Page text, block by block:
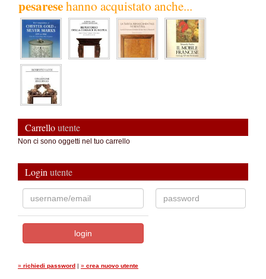
pesaresehanno acquistato anche...
Carrelloutente
Non ci sono oggetti nel tuo carrello
Login utente
» richiedi password | » crea nuovo utente